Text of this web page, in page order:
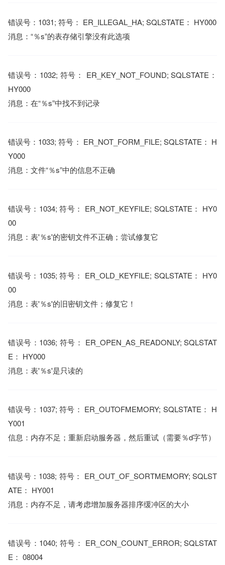
错误号：1031; 符号： ER_ILLEGAL_HA; SQLSTATE： HY000
消息：“％s”的表存储引擎没有此选项
错误号：1032; 符号： ER_KEY_NOT_FOUND; SQLSTATE：
HY000
消息：在“％s”中找不到记录
错误号：1033; 符号： ER_NOT_FORM_FILE; SQLSTATE： H
Y000
消息：文件“％s”中的信息不正确
错误号：1034; 符号： ER_NOT_KEYFILE; SQLSTATE： HY0
00
消息：表'％s'的密钥文件不正确；尝试修复它
错误号：1035; 符号： ER_OLD_KEYFILE; SQLSTATE： HY0
00
消息：表'％s'的旧密钥文件；修复它！
错误号：1036; 符号： ER_OPEN_AS_READONLY; SQLSTAT
E： HY000
消息：表'％s'是只读的
错误号：1037; 符号： ER_OUTOFMEMORY; SQLSTATE： H
Y001
信息：内存不足；重新启动服务器，然后重试（需要％d字节）
错误号：1038; 符号： ER_OUT_OF_SORTMEMORY; SQLST
ATE： HY001
消息：内存不足，请考虑增加服务器排序缓冲区的大小
错误号：1040; 符号： ER_CON_COUNT_ERROR; SQLSTAT
E： 08004